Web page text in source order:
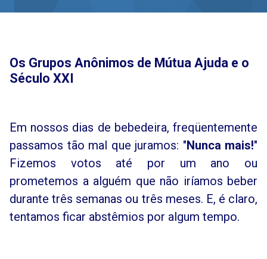
Os Grupos Anônimos de Mútua Ajuda e o
Século XXI
Em nossos dias de bebedeira, freqüentemente
passamos tão mal que juramos: "Nunca mais!"
Fizemos votos até por um ano ou
prometemos a alguém que não iríamos beber
durante três semanas ou três meses. E, é claro,
tentamos ficar abstêmios por algum tempo.